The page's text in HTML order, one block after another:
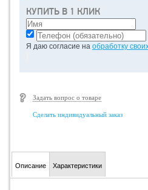
КУПИТЬ В 1 КЛИК
Я даю согласие на обработку
Задать вопрос о товаре
Сделать индивидуальный заказ
Описание Характеристики